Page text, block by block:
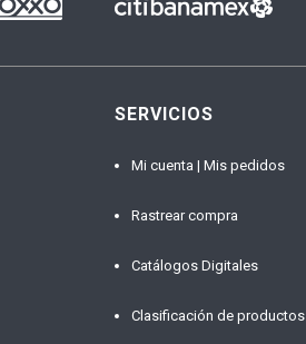
SERVICIOS
Mi cuenta | Mis pedidos
Rastrear compra
Catálogos Digitales
Clasificación de productos